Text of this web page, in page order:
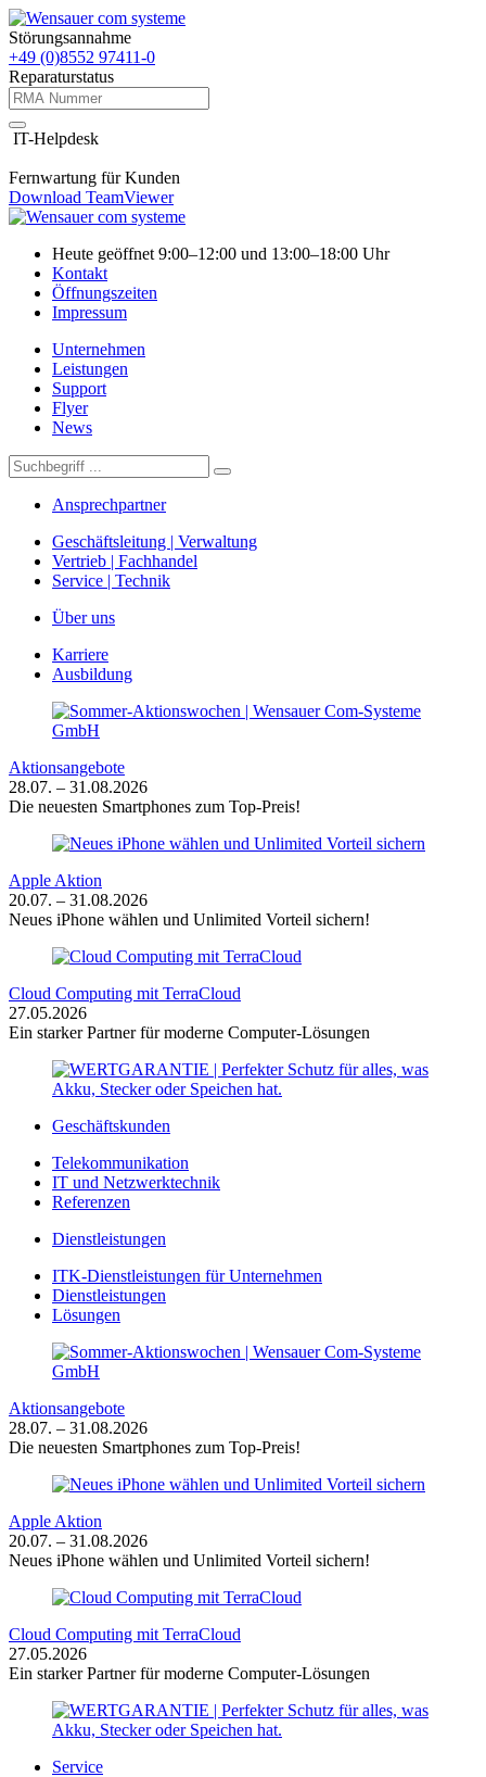
Störungsannahme
+49 (0)8552 97411-0
Reparaturstatus
IT-Helpdesk
Fernwartung für Kunden
Download TeamViewer
Heute geöffnet 9:00–12:00 und 13:00–18:00 Uhr
Kontakt
Öffnungszeiten
Impressum
Unternehmen
Leistungen
Support
Flyer
News
Ansprechpartner
Geschäftsleitung | Verwaltung
Vertrieb | Fachhandel
Service | Technik
Über uns
Karriere
Ausbildung
Aktionsangebote
28.07. – 31.08.2026
Die neuesten Smartphones zum Top-Preis!
Apple Aktion
20.07. – 31.08.2026
Neues iPhone wählen und Unlimited Vorteil sichern!
Cloud Computing mit TerraCloud
27.05.2026
Ein starker Partner für moderne Computer-Lösungen
Geschäftskunden
Telekommunikation
IT und Netzwerktechnik
Referenzen
Dienstleistungen
ITK-Dienstleistungen für Unternehmen
Dienstleistungen
Lösungen
Aktionsangebote
28.07. – 31.08.2026
Die neuesten Smartphones zum Top-Preis!
Apple Aktion
20.07. – 31.08.2026
Neues iPhone wählen und Unlimited Vorteil sichern!
Cloud Computing mit TerraCloud
27.05.2026
Ein starker Partner für moderne Computer-Lösungen
Service